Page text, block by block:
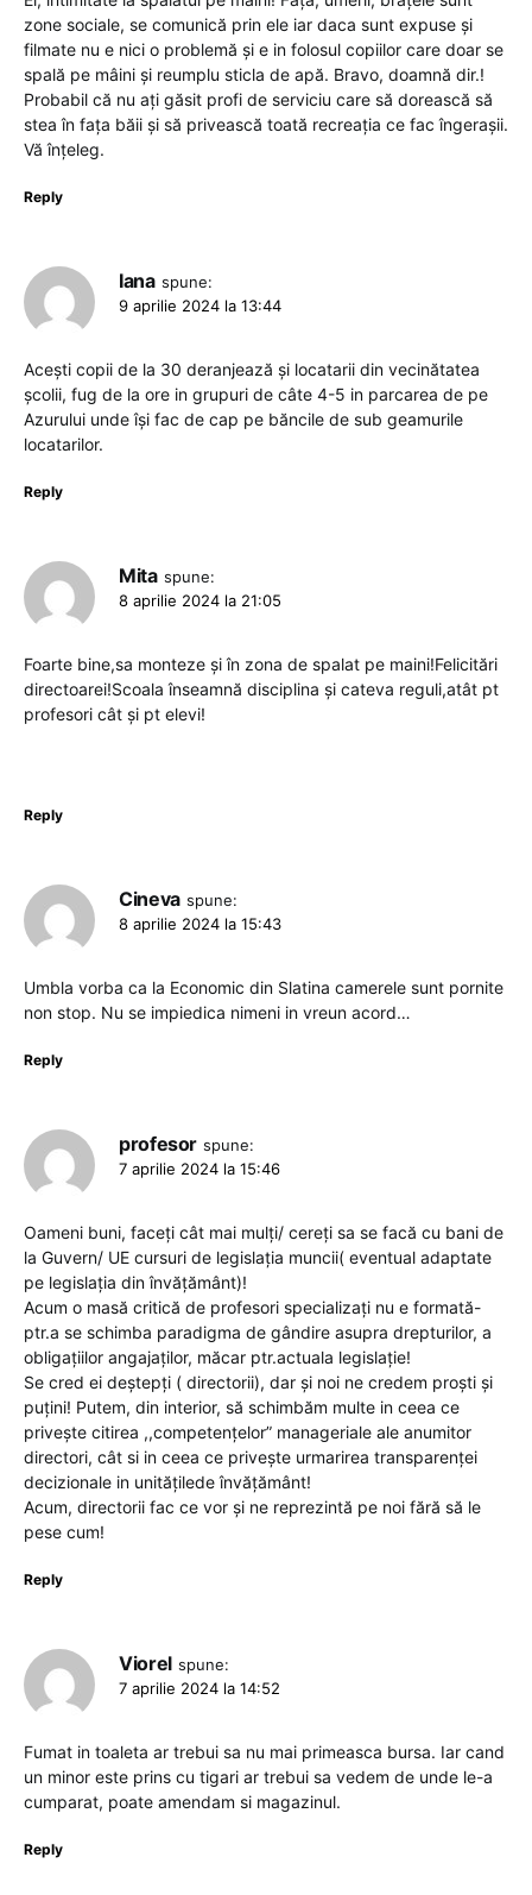
zone sociale, se comunică prin ele iar daca sunt expuse și
filmate nu e nici o problemă și e in folosul copiilor care doar se
spală pe mâini și reumplu sticla de apă. Bravo, doamnă dir.!
Probabil că nu ați găsit profi de serviciu care să dorească să
stea în fața băii și să privească toată recreația ce fac îngerașii.
Vă înțeleg.
Reply
Iana spune:
9 aprilie 2024 la 13:44
Acești copii de la 30 deranjează și locatarii din vecinătatea
școlii, fug de la ore in grupuri de câte 4-5 in parcarea de pe
Azurului unde își fac de cap pe băncile de sub geamurile
locatarilor.
Reply
Mita spune:
8 aprilie 2024 la 21:05
Foarte bine,sa monteze și în zona de spalat pe maini!Felicitări
directoarei!Scoala înseamnă disciplina și cateva reguli,atât pt
profesori cât și pt elevi!
Reply
Cineva spune:
8 aprilie 2024 la 15:43
Umbla vorba ca la Economic din Slatina camerele sunt pornite
non stop. Nu se impiedica nimeni in vreun acord…
Reply
profesor spune:
7 aprilie 2024 la 15:46
Oameni buni, faceți cât mai mulți/ cereți sa se facă cu bani de
la Guvern/ UE cursuri de legislația muncii( eventual adaptate
pe legislația din învățământ)!
Acum o masă critică de profesori specializați nu e formată-
ptr.a se schimba paradigma de gândire asupra drepturilor, a
obligațiilor angajaților, măcar ptr.actuala legislație!
Se cred ei deștepți ( directorii), dar și noi ne credem proști și
puțini! Putem, din interior, să schimbăm multe in ceea ce
privește citirea ,,competențelor” manageriale ale anumitor
directori, cât si in ceea ce privește urmarirea transparenței
decizionale in unitățilede învățământ!
Acum, directorii fac ce vor și ne reprezintă pe noi fără să le
pese cum!
Reply
Viorel spune:
7 aprilie 2024 la 14:52
Fumat in toaleta ar trebui sa nu mai primeasca bursa. Iar cand
un minor este prins cu tigari ar trebui sa vedem de unde le-a
cumparat, poate amendam si magazinul.
Reply